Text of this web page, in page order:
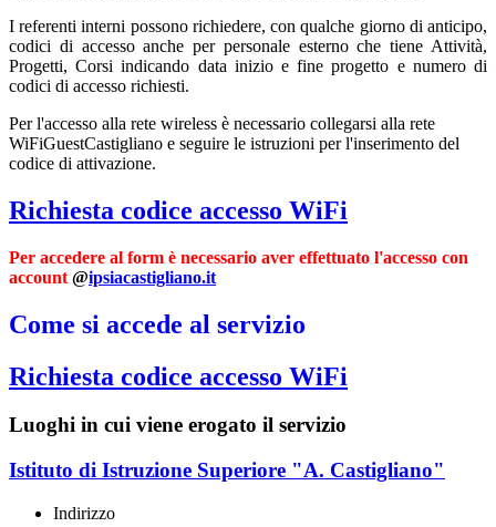
I referenti interni possono richiedere, con qualche giorno di anticipo,
codici di accesso anche per personale esterno che tiene Attività,
Progetti, Corsi indicando data inizio e fine progetto e numero di
codici di accesso richiesti.
Per l'accesso alla rete wireless è necessario collegarsi alla rete
WiFiGuestCastigliano e seguire le istruzioni per l'inserimento del
codice di attivazione.
Richiesta codice accesso WiFi
Per accedere al form è necessario aver effettuato l'accesso con
account @ipsiacastigliano.it
Come si accede al servizio
Richiesta codice accesso WiFi
Luoghi in cui viene erogato il servizio
Istituto di Istruzione Superiore "A. Castigliano"
Indirizzo